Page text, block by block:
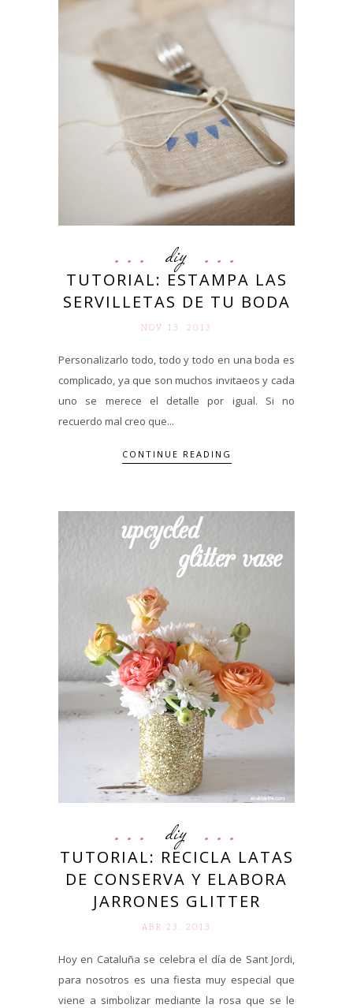
diy
TUTORIAL: ESTAMPA LAS
SERVILLETAS DE TU BODA
NOV 13. 2013
Personalizarlo todo, todo y todo en una boda es
complicado, ya que son muchos invitaeos y cada
uno se merece el detalle por igual. Si no
recuerdo mal creo que...
CONTINUE READING
diy
TUTORIAL: RECICLA LATAS
DE CONSERVA Y ELABORA
JARRONES GLITTER
ABR 23. 2013
Hoy en Cataluña se celebra el día de Sant Jordi,
para nosotros es una fiesta muy especial que
viene a simbolizar mediante la rosa que se le